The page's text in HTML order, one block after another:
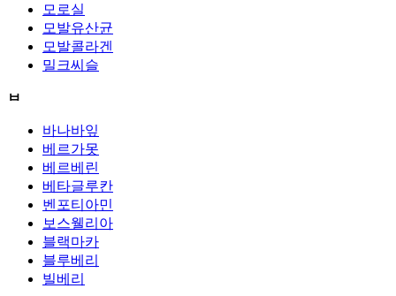
모로실
모발유산균
모발콜라겐
밀크씨슬
ㅂ
바나바잎
베르가못
베르베린
베타글루칸
벤포티아민
보스웰리아
블랙마카
블루베리
빌베리